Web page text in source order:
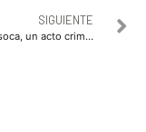
SIGUIENTE
Quema de soca, un acto criminal: Gilberto Irazoqui